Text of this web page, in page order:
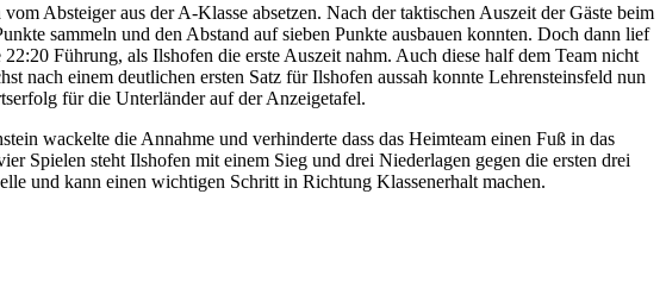
Absteiger aus der A-Klasse absetzen. Nach der taktischen Auszeit der Gäste beim
sammeln und den Abstand auf sieben Punkte ausbauen konnten. Doch dann lief
Führung, als Ilshofen die erste Auszeit nahm. Auch diese half dem Team nicht
nach einem deutlichen ersten Satz für Ilshofen aussah konnte Lehrensteinsfeld nun
für die Unterländer auf der Anzeigetafel.
wackelte die Annahme und verhinderte dass das Heimteam einen Fuß in das
Spielen steht Ilshofen mit einem Sieg und drei Niederlagen gegen die ersten drei
und kann einen wichtigen Schritt in Richtung Klassenerhalt machen.